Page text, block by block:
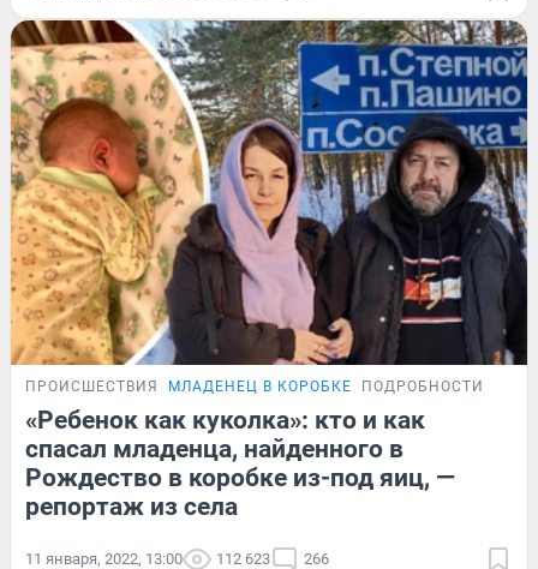
ПРОИСШЕСТВИЯ МЛАДЕНЕЦ В КОРОБКЕ ПОДРОБНОСТИ
«Ребенок как куколка»: кто и как
спасал младенца, найденного в
Рождество в коробке из-под яиц, —
репортаж из села
11 января, 2022, 13:00 112 623 266